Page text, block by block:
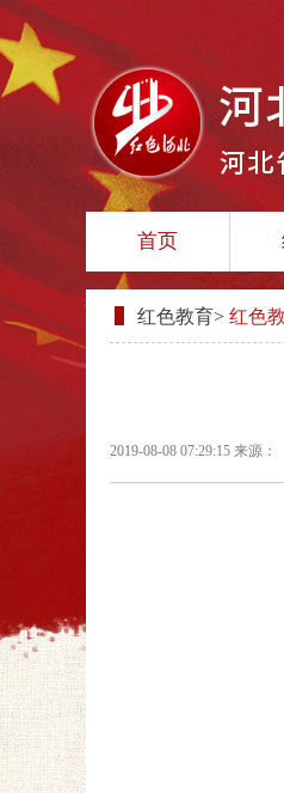
首页
红色教育> 红色
2019-08-08 07:29:15 来源：